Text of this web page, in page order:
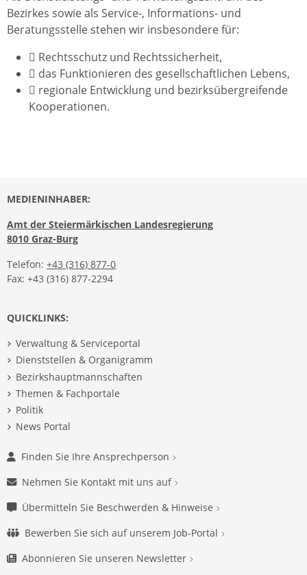
Bezirkes sowie als Service-, Informations- und
Beratungsstelle stehen wir insbesondere für:
 Rechtsschutz und Rechtssicherheit,
 das Funktionieren des gesellschaftlichen Lebens,
 regionale Entwicklung und bezirksübergreifende
Kooperationen.
MEDIENINHABER:
Amt der Steiermärkischen Landesregierung
8010 Graz-Burg
Telefon: +43 (316) 877-0
Fax: +43 (316) 877-2294
QUICKLINKS:
Verwaltung & Serviceportal
Dienststellen & Organigramm
Bezirkshauptmannschaften
Themen & Fachportale
Politik
News Portal
Finden Sie Ihre Ansprechperson
Nehmen Sie Kontakt mit uns auf
Übermitteln Sie Beschwerden & Hinweise
Bewerben Sie sich auf unserem Job-Portal
Abonnieren Sie unseren Newsletter